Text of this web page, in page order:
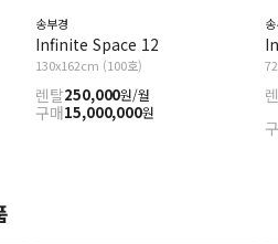
송부경
Infinite Space 12
130x162cm (100호)
렌탈250,000원/월
구매15,000,000원